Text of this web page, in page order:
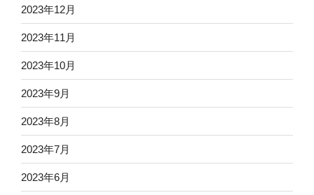
2023年12月
2023年11月
2023年10月
2023年9月
2023年8月
2023年7月
2023年6月